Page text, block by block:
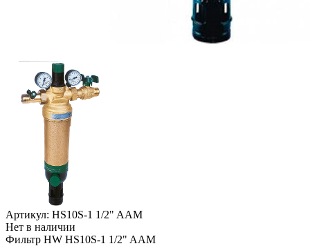
Артикул: HS10S-1 1/2" AAM
Нет в наличии
Фильтр HW HS10S-1 1/2" AAM